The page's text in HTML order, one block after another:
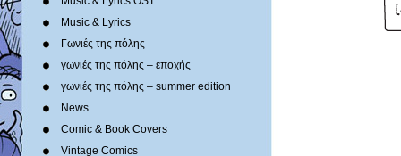
Music & Lyrics
Γωνιές της πόλης
γωνιές της πόλης – εποχής
γωνιές της πόλης – summer edition
News
Comic & Book Covers
Vintage Comics